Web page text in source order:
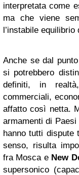
interpretata come
ma che viene
l’instabile
Anche se dal
si potrebbero
definiti, in
commerciali,
affatto così netta.
armamenti di
hanno tutti dispute
senso, risulta
fra Mosca e New
supersonico